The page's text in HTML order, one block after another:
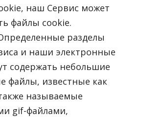
наш Сервис может
файлы cookie.
разделы
и наши электронные
содержать небольшие
файлы, известные как
называемые
gif-файлами,